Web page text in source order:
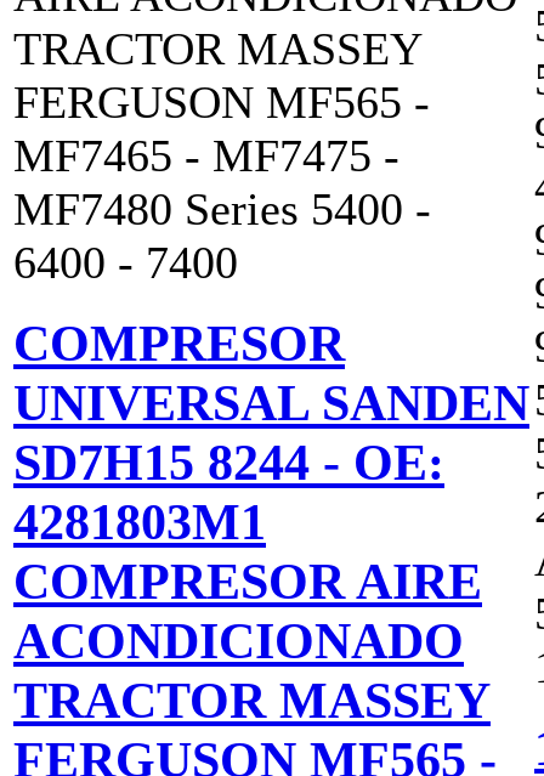
TRACTOR MASSEY
FERGUSON MF565 -
MF7465 - MF7475 -
MF7480 Series 5400 -
6400 - 7400
COMPRESOR
UNIVERSAL SANDEN
SD7H15 8244 - OE:
4281803M1
COMPRESOR AIRE
ACONDICIONADO
TRACTOR MASSEY
FERGUSON MF565 -